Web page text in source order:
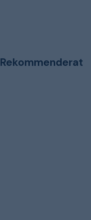
Rekommenderat